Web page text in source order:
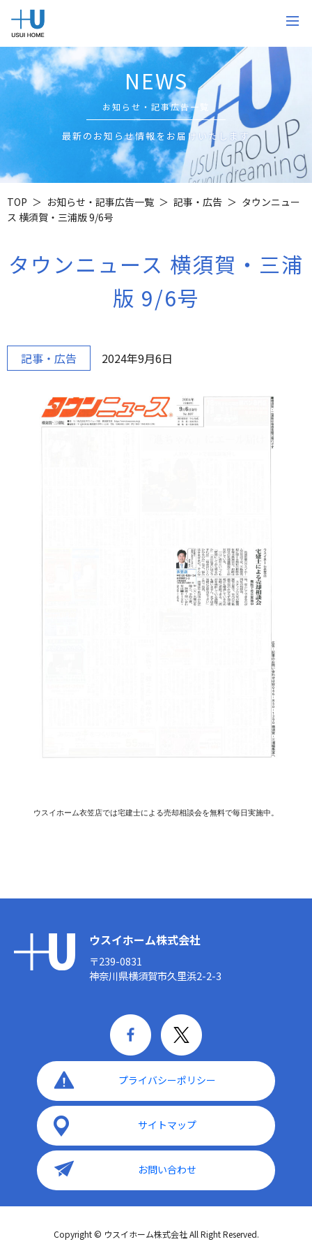
NEWS
お知らせ・記事広告一覧
最新のお知らせ情報をお届けいたします
TOP お知らせ・記事広告一覧 記事・広告
タウンニュー
ス 横須賀・三浦版 9/6号
タウンニュース 横須賀・三浦
版 9/6号
記事・広告 2024年9月6日
ウスイホーム衣笠店では宅建士による売却相談会を無料で毎日実施中。
ウスイホーム株式会社
〒239-0831
神奈川県横須賀市久里浜2-2-3
プライバシーポリシー
サイトマップ
お問い合わせ
Copyright © ウスイホーム株式会社 All Right Reserved.